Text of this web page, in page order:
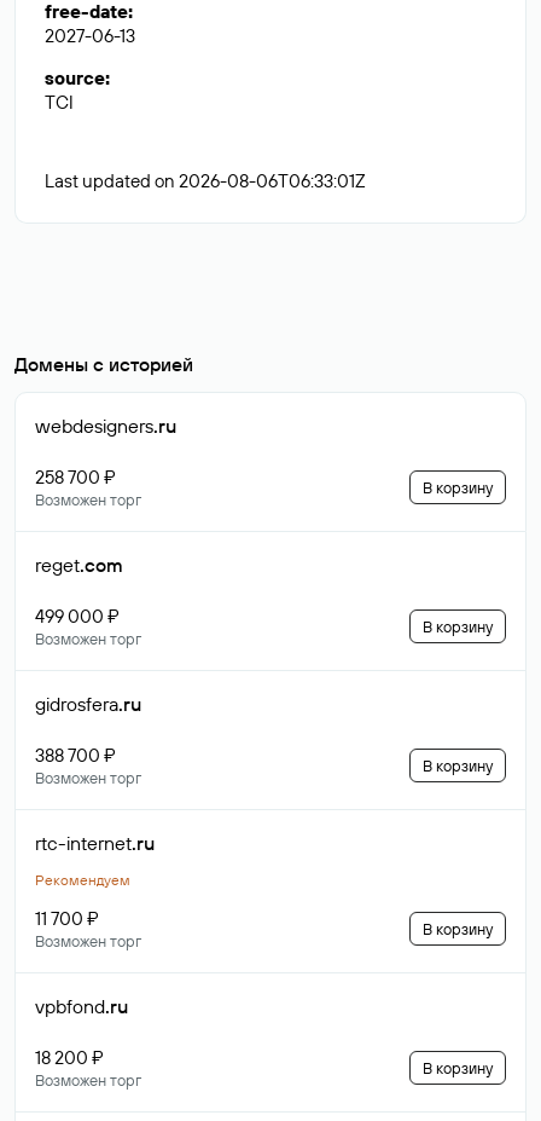
free-date:
2027-06-13
source:
TCI
Last updated on 2026-08-06T06:33:01Z
Домены с историей
webdesigners.ru
258 700 ₽
Возможен торг
В корзину
reget.com
499 000 ₽
Возможен торг
В корзину
gidrosfera.ru
388 700 ₽
Возможен торг
В корзину
rtc-internet.ru
Рекомендуем
11 700 ₽
Возможен торг
В корзину
vpbfond.ru
18 200 ₽
Возможен торг
В корзину